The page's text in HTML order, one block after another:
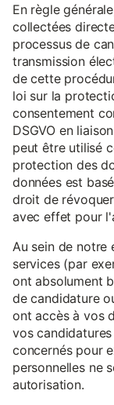
En règle
collectées
processus de
transmission
de cette
loi sur la
consentement
DSGVO en
peut être utilisé
protection des
données est
droit de
avec effet pour
Au sein de notre
services (par
ont absolument
de candidature
ont accès à vos
vos
concernés pour
personnelles ne
autorisation.